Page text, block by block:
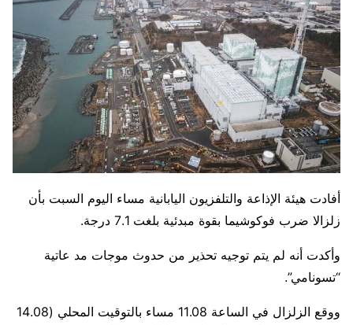
أفادت هيئة الإذاعة والتلفزيون اليابانية مساء اليوم السبت بأن
زلزالا ضرب فوكوشيما بقوة مبدئية بلغت 7.1 درجة.
وأكدت أنه لم يتم توجيه تحذير من حدوث موجات مد عاتية
“تسونامي”.
ووقع الزلزال في الساعة 11.08 مساء بالتوقيت المحلي (14.08